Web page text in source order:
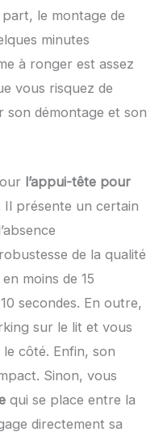
part, le montage de
minutes
à ronger est assez
vous risquez de
démontage et son
l’appui-tête pour
Il présente un certain
de la qualité
moins de 15
secondes. En outre,
sur le lit et vous
côté. Enfin, son
Sinon, vous
qui se place entre la
directement sa